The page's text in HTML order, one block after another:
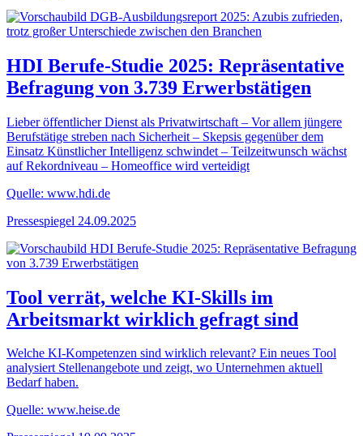
HDI Berufe-Studie 2025: Repräsentative
Befragung von 3.739 Erwerbstätigen
Lieber öffentlicher Dienst als Privatwirtschaft – Vor allem jüngere
Berufstätige streben nach Sicherheit – Skepsis gegenüber dem
Einsatz Künstlicher Intelligenz schwindet – Teilzeitwunsch wächst
auf Rekordniveau – Homeoffice wird verteidigt
Quelle: www.hdi.de
Pressespiegel 24.09.2025
Tool verrät, welche KI-Skills im
Arbeitsmarkt wirklich gefragt sind
Welche KI-Kompetenzen sind wirklich relevant? Ein neues Tool
analysiert Stellenangebote und zeigt, wo Unternehmen aktuell
Bedarf haben.
Quelle: www.heise.de